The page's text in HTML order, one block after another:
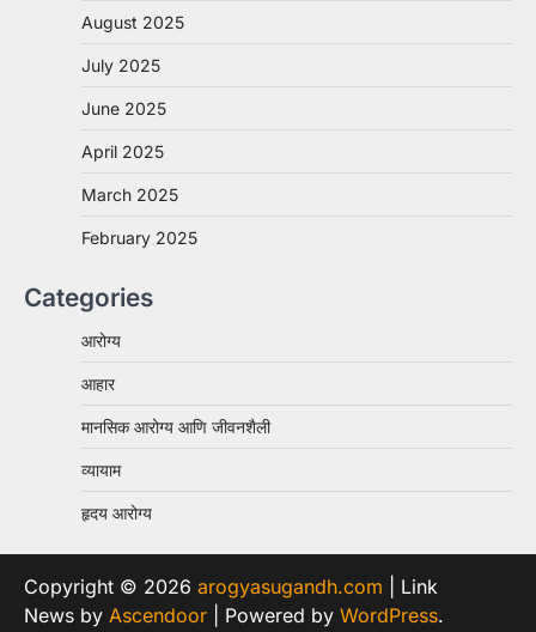
August 2025
July 2025
June 2025
April 2025
March 2025
February 2025
Categories
आरोग्य
आहार
मानसिक आरोग्य आणि जीवनशैली
व्यायाम
हृदय आरोग्य
Copyright © 2026 arogyasugandh.com | Link
News by Ascendoor | Powered by WordPress.